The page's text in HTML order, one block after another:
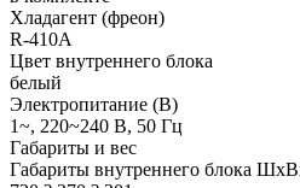
Хладагент (фреон)
R-410A
Цвет внутреннего блока
белый
Электропитание (В)
1~, 220~240 В, 50 Гц
Габариты и вес
Габариты внутреннего блока